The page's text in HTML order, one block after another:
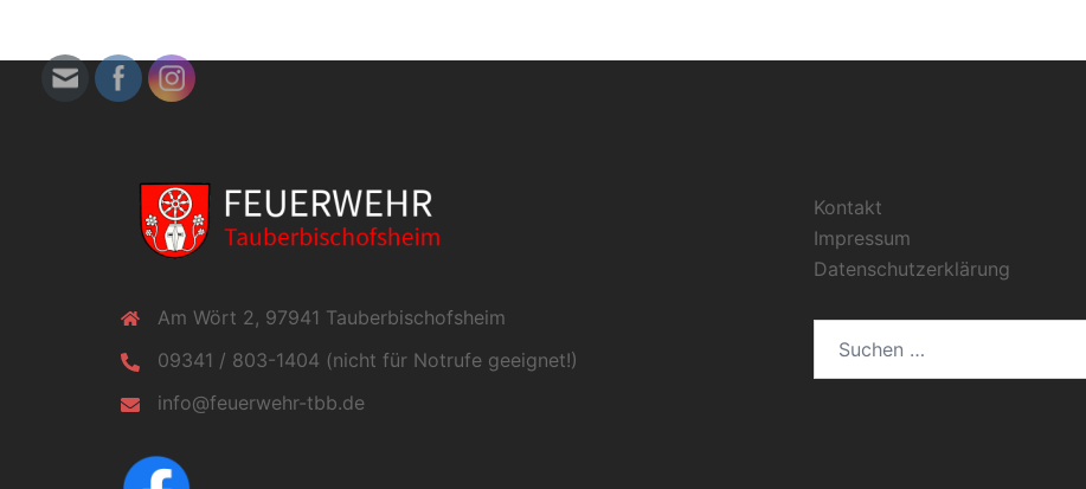
Am Wört 2, 97941 Tauberbischofsheim
09341 / 803-1404 (nicht für Notrufe geeignet!)
info@feuerwehr-tbb.de
Kontakt
Impressum
Datenschutzerklärung